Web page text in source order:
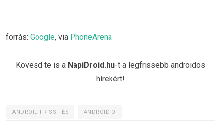
forrás: Google, via PhoneArena
Kövesd te is a NapiDroid.hu-t a legfrissebb androidos
hírekért!
ANDROID FRISSÍTÉS ANDROID O